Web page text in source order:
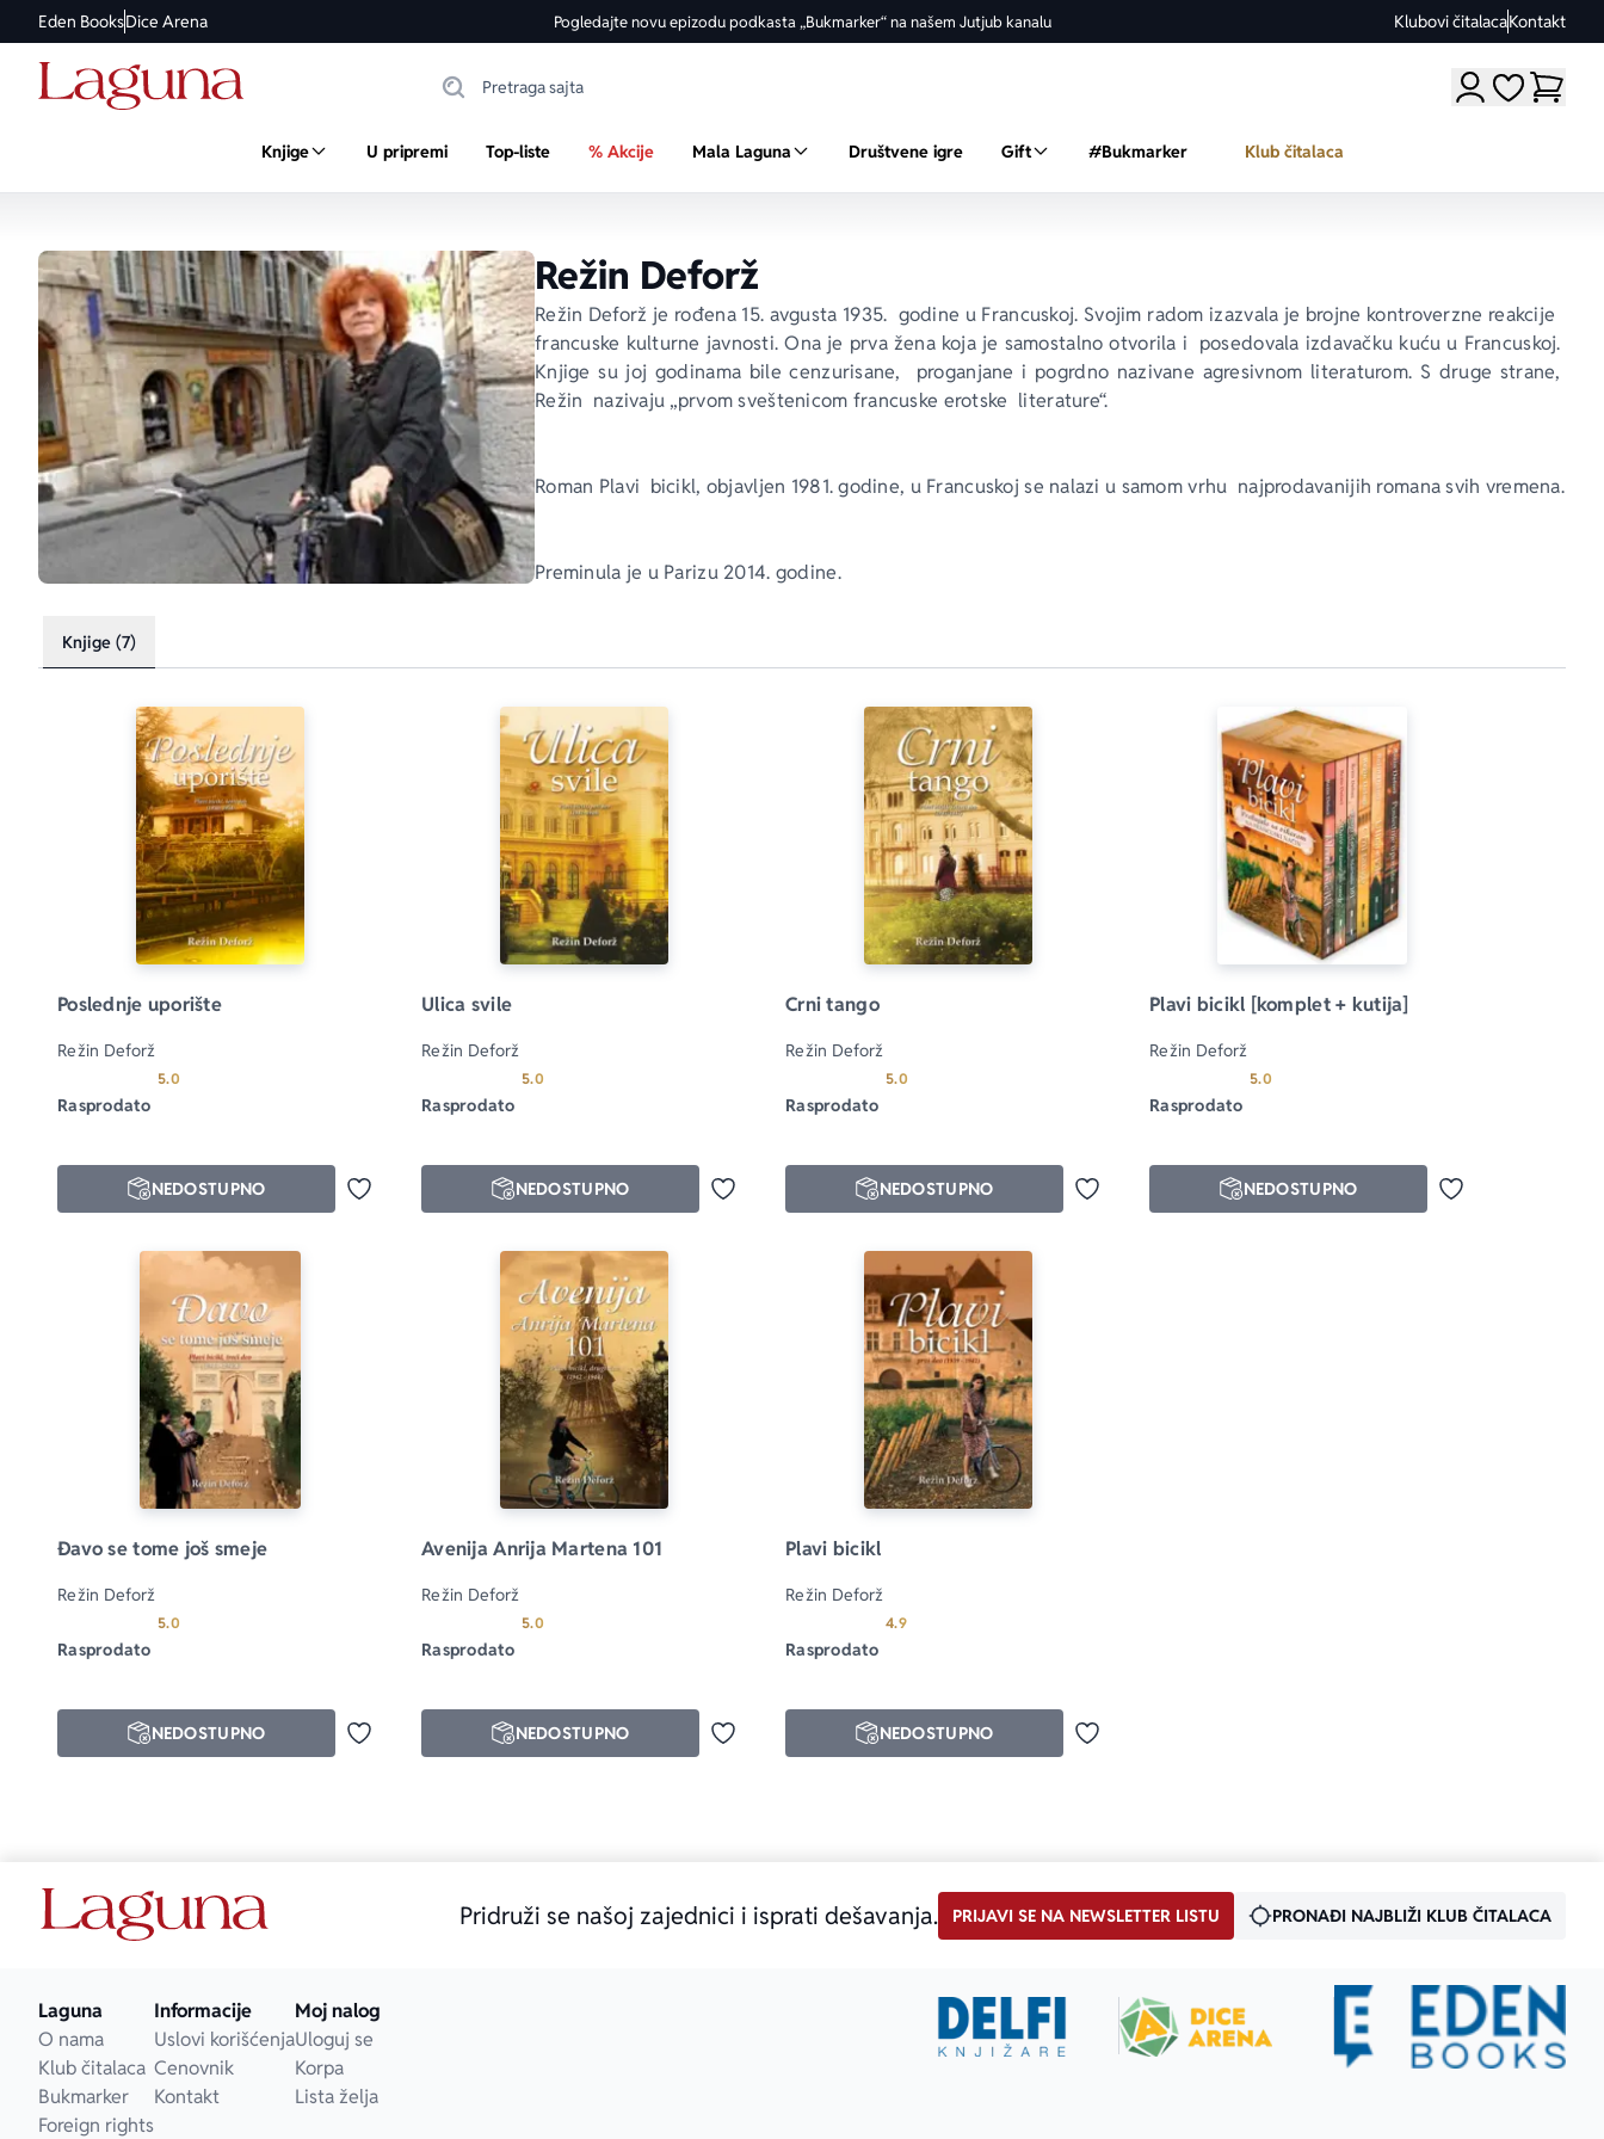
Eden BooksDice Arena Pogledajte novu epizodu podkasta „Bukmarker“ na našem Jutjub kanalu Klubovi čitalacaKontakt
Moji omiljeni
Knjige U pripremi Top-liste % Akcije Mala Laguna Društvene igre Gift #Bukmarker Klub čitalaca
Režin Deforž
Režin Deforž je rođena 15. avgusta 1935.  godine u Francuskoj. Svojim radom izazvala je brojne kontroverzne reakcije
francuske kulturne javnosti. Ona je prva žena koja je samostalno otvorila i  posedovala izdavačku kuću u Francuskoj.
Knjige su joj godinama bile cenzurisane,  proganjane i pogrdno nazivane agresivnom literaturom. S druge strane,
Režin  nazivaju „prvom sveštenicom francuske erotske  literature“.
Roman Plavi  bicikl, objavljen 1981. godine, u Francuskoj se nalazi u samom vrhu  najprodavanijih romana svih vremena.
Preminula je u Parizu 2014. godine.
Knjige (7)
Poslednje uporište
Režin Deforž
5.0Prosecna ocena je 5.0 od 5
Rasprodato
Dodaj u omiljene
NEDOSTUPNO
Ulica svile
Režin Deforž
5.0Prosecna ocena je 5.0 od 5
Rasprodato
Dodaj u omiljene
NEDOSTUPNO
Crni tango
Režin Deforž
5.0Prosecna ocena je 5.0 od 5
Rasprodato
Dodaj u omiljene
NEDOSTUPNO
Plavi bicikl [komplet + kutija]
Režin Deforž
5.0Prosecna ocena je 5.0 od 5
Rasprodato
Dodaj u omiljene
NEDOSTUPNO
Đavo se tome još smeje
Režin Deforž
5.0Prosecna ocena je 5.0 od 5
Rasprodato
Dodaj u omiljene
NEDOSTUPNO
Avenija Anrija Martena 101
Režin Deforž
5.0Prosecna ocena je 5.0 od 5
Rasprodato
Dodaj u omiljene
NEDOSTUPNO
Plavi bicikl
Režin Deforž
4.9Prosecna ocena je 4.9 od 5
Rasprodato
Dodaj u omiljene
NEDOSTUPNO
Pridruži se našoj zajednici i isprati dešavanja. PRIJAVI SE NA NEWSLETTER LISTU PRONAĐI NAJBLIŽI KLUB ČITALACA
Laguna
O nama
Klub čitalaca
Bukmarker
Foreign rights
Informacije
Uslovi korišćenja
Cenovnik
Kontakt
Moj nalog
Uloguj se
Korpa
Lista želja